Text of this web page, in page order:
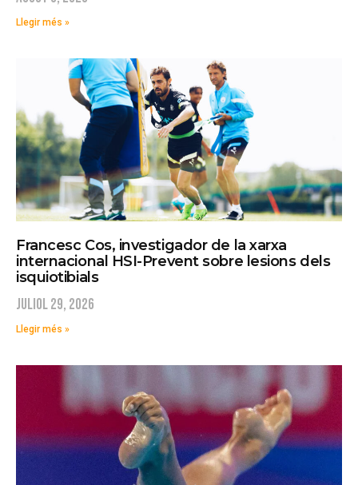
Llegir més »
Francesc Cos, investigador de la xarxa
internacional HSI-Prevent sobre lesions dels
isquiotibials
juliol 29, 2026
Llegir més »